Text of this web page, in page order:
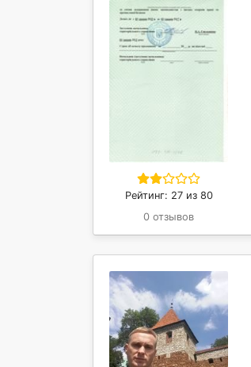
Рейтинг: 27 из 80
0 отзывов